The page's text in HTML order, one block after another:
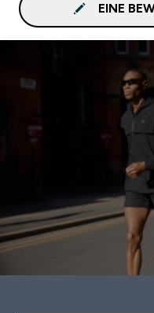
EINE